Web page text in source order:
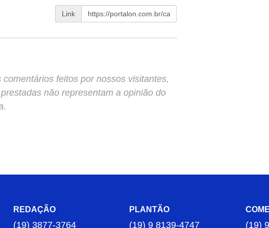
Link
feitos por nossos visitantes,
não representam a opinião do
REDAÇÃO
(19) 3877-3764
PLANTÃO
(19) 9 8139-4747 (19)